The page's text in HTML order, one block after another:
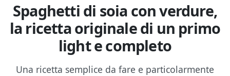
Spaghetti di soia con verdure,
la ricetta originale di un primo
light e completo
Una ricetta semplice da fare e particolarmente